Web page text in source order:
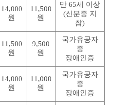
14,000
원
11,500
원
만 65세 이상
(신분증 지
참)
11,500
원
9,500
원
국가유공자
증
장애인증
14,000
원
11,000
원
국가유공자
증
장애인증